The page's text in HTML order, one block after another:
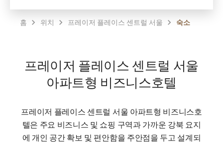
홈 위치 프레이저 플레이스 센트럴 서울 숙소
프레이저 플레이스 센트럴 서울
아파트형 비즈니스호텔
프레이저 플레이스 센트럴 서울 아파트형 비즈니스호
텔은 주요 비즈니스 및 쇼핑 구역과 가까운 강북 요지
에 개인 공간 확보 및 편안함을 주안점을 두고 설계되